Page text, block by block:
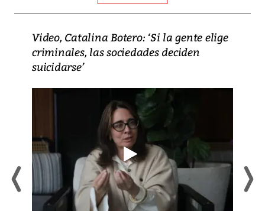
Video, Catalina Botero: ‘Si la gente elige
criminales, las sociedades deciden
suicidarse’